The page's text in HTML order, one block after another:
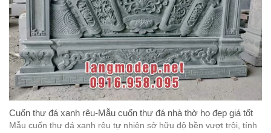
Cuốn thư đá xanh rêu-Mẫu cuốn thư đá nhà thờ họ đẹp giá tốt
Mẫu cuốn thư đá xanh rêu tự nhiên sở hữu độ bền vượt trội, tính